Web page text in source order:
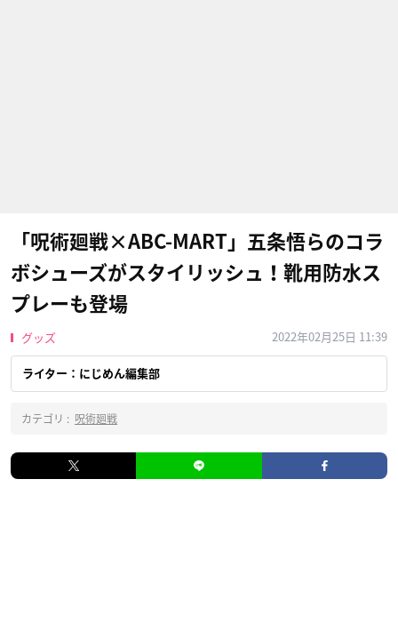
「呪術廻戦×ABC-MART」五条悟らのコラ
ボシューズがスタイリッシュ！靴用防水ス
プレーも登場
グッズ 2022年02月25日 11:39
ライター：にじめん編集部
カテゴリ : 呪術廻戦